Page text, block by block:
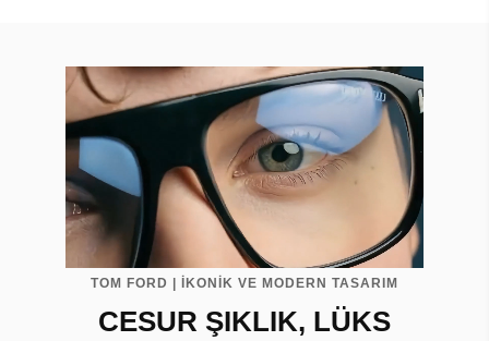
TOM FORD | İKONİK VE MODERN TASARIM
CESUR ŞIKLIK, LÜKS